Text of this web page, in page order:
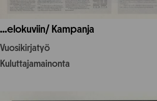
…elokuviin/ Kampanja
Vuosikirjatyö
Kuluttajamainonta